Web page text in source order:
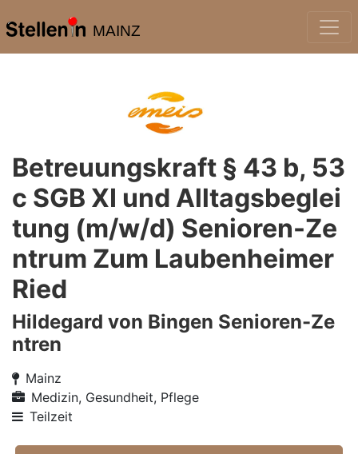
MAINZ
Betreuungskraft § 43 b, 53
c SGB XI und Alltagsbeglei
tung (m/w/d) Senioren-Ze
ntrum Zum Laubenheimer
Ried
Hildegard von Bingen Senioren-Ze
ntren
Mainz
Medizin, Gesundheit, Pflege
Teilzeit